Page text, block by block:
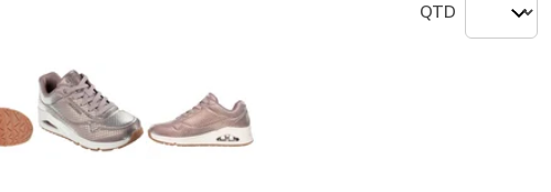
QTD